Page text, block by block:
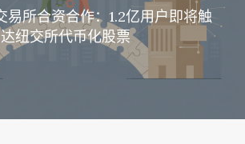
易所合资合作：1.2亿用户即将触
达纽交所代币化股票